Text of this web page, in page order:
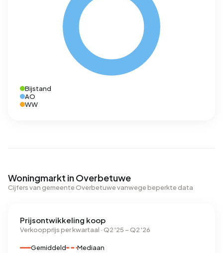
Bijstand
AO
WW
Woningmarkt in Overbetuwe
Cijfers van gemeente Overbetuwe vanwege beperkte data
Prijsontwikkeling koop
Verkoopprijs per kwartaal · Q2 '25 – Q2 '26
Gemiddeld Mediaan